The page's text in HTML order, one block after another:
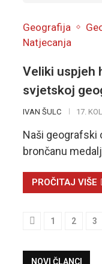
Geografija
Natjecanja
Veliki uspjeh
svjetskoj
IVAN ŠULC 17.
Naši geografski
brončanu
PROČITAJ VIŠE
1 2 3
NOVI ČLANCI